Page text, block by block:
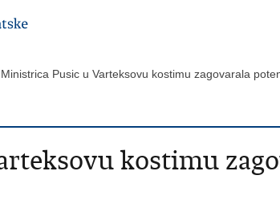
Ministrica Pusic u Varteksovu kostimu zagovarala
kostimu